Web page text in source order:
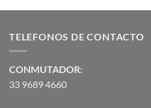
TELEFONOS DE CONTACTO
CONMUTADOR:
33 9689 4660